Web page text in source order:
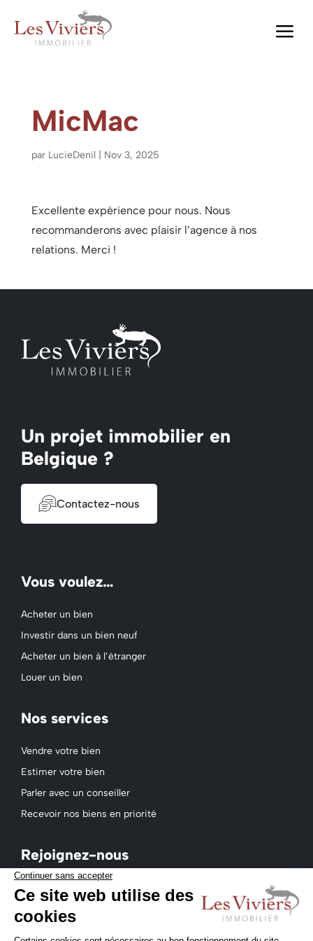
a
MicMac
par LucieDenil Nov 3, 2025
Excellente expérience pour nous. Nous
recommanderons avec plaisir l’agence à nos
relations. Merci !
Un projet immobilier en
Belgique ?
Contactez-nous
Vous voulez…
Acheter un bien
Investir dans un bien neuf
Acheter un bien à l’étranger
Louer un bien
Nos services
Vendre votre bien
Estimer votre bien
Parler avec un conseiller
Recevoir nos biens en priorité
Rejoignez-nous